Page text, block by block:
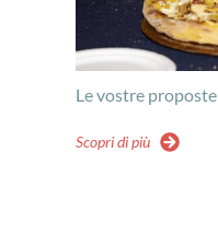
Le vostre proposte
Scopri di più